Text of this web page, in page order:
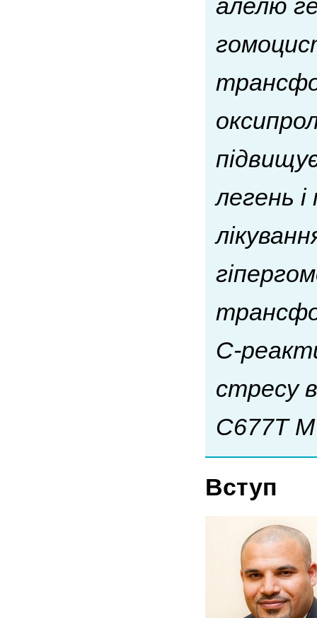
алелю
легень і
С-
стресу
С677Т
Вступ